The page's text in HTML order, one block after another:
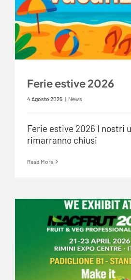
Ferie estive 2026
4 Agosto 2026 | News
Ferie estive 2026 I nostri
rimarranno chiusi
Read More